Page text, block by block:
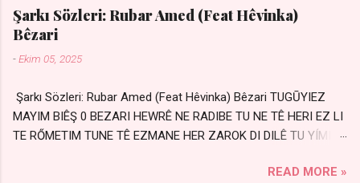
Şarkı Sözleri: Rubar Amed (Feat Hêvinka)
Bêzari
-Ekim 05, 2025
Şarkı Sözleri: Rubar Amed (Feat Hêvinka) Bêzari TUGŪYIEZ
MAYIM BIÊŞ 0 BEZARI HEWRÊ NE RADIBE TU NE TÊ HERI EZ LI
TE RŐMETIM TUNE TÊ EZMANE HER ZAROK DI DILÊ TU YÍMIN
Silinmis yarıda. Hasretin yel gibi Eser yar içimden Bir kıza sevdalı
READ MORE »